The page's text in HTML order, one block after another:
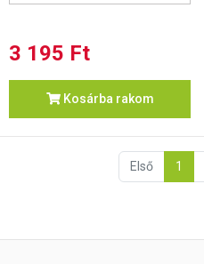
3 195 Ft
Kosárba rakom
Első 1